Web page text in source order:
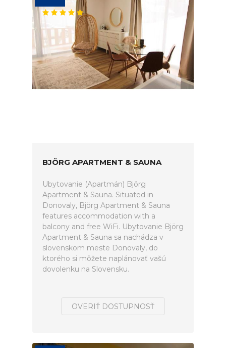
BJÖRG APARTMENT & SAUNA
Ubytovanie (Apartmán) Björg
Apartment & Sauna. Situated in
Donovaly, Björg Apartment & Sauna
features accommodation with a
balcony and free WiFi. Ubytovanie Björg
Apartment & Sauna sa nachádza v
slovenskom meste Donovaly, do
ktorého si môžete naplánovať vašú
dovolenku na Slovensku.
OVERIŤ DOSTUPNOSŤ